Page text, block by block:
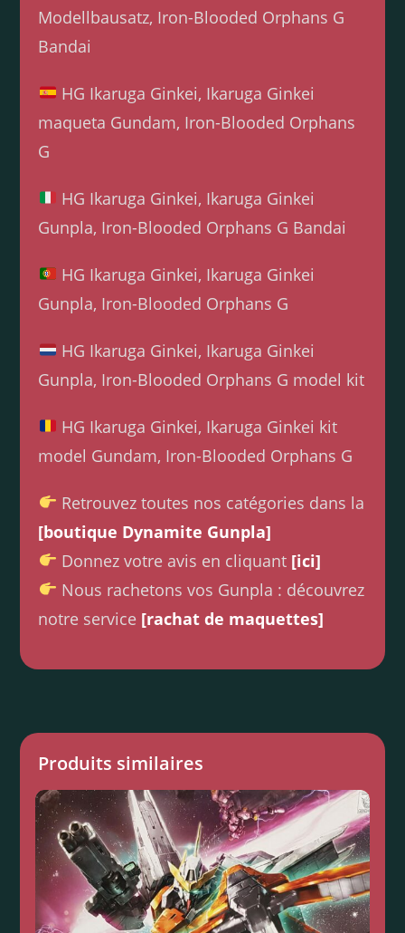
Modellbausatz, Iron-Blooded Orphans G
Bandai
HG Ikaruga Ginkei, Ikaruga Ginkei
maqueta Gundam, Iron-Blooded Orphans
G
HG Ikaruga Ginkei, Ikaruga Ginkei
Gunpla, Iron-Blooded Orphans G Bandai
HG Ikaruga Ginkei, Ikaruga Ginkei
Gunpla, Iron-Blooded Orphans G
HG Ikaruga Ginkei, Ikaruga Ginkei
Gunpla, Iron-Blooded Orphans G model kit
HG Ikaruga Ginkei, Ikaruga Ginkei kit
model Gundam, Iron-Blooded Orphans G
Retrouvez toutes nos catégories dans la
[boutique Dynamite Gunpla]
Donnez votre avis en cliquant [ici]
Nous rachetons vos Gunpla : découvrez
notre service [rachat de maquettes]
Produits similaires